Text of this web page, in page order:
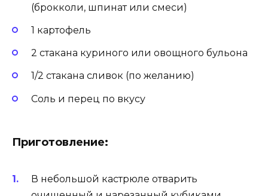
(брокколи, шпинат или смеси)
1 картофель
2 стакана куриного или овощного бульона
1/2 стакана сливок (по желанию)
Соль и перец по вкусу
Приготовление:
В небольшой кастрюле отварить